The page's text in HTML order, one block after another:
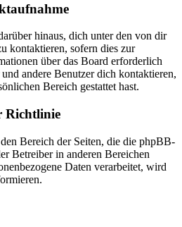
hinaus, dich unter den von dir
kontaktieren, sofern dies zur
über das Board erforderlich
andere Benutzer dich kontaktieren,
Bereich gestattet hast.
Richtlinie
Bereich der Seiten, die die phpBB-
Betreiber in anderen Bereichen
Daten verarbeitet, wird